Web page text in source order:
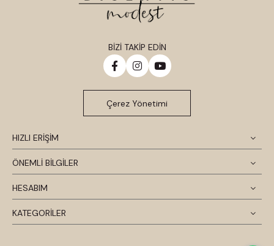
HIZLI ERİŞİM
ÖNEMLİ BİLGİLER
HESABIM
KATEGORİLER
BİZİ TAKİP EDİN
Çerez Yönetimi